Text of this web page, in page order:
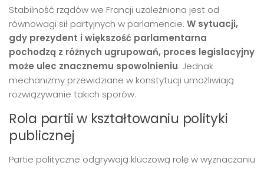
Stabilność rządów we Francji uzależniona jest od
równowagi sił partyjnych w parlamencie. W sytuacji,
gdy prezydent i większość parlamentarna
pochodzą z różnych ugrupowań, proces legislacyjny
może ulec znacznemu spowolnieniu. Jednak
mechanizmy przewidziane w konstytucji umożliwiają
rozwiązywanie takich sporów.
Rola partii w kształtowaniu polityki
publicznej
Partie polityczne odgrywają kluczową rolę w wyznaczaniu